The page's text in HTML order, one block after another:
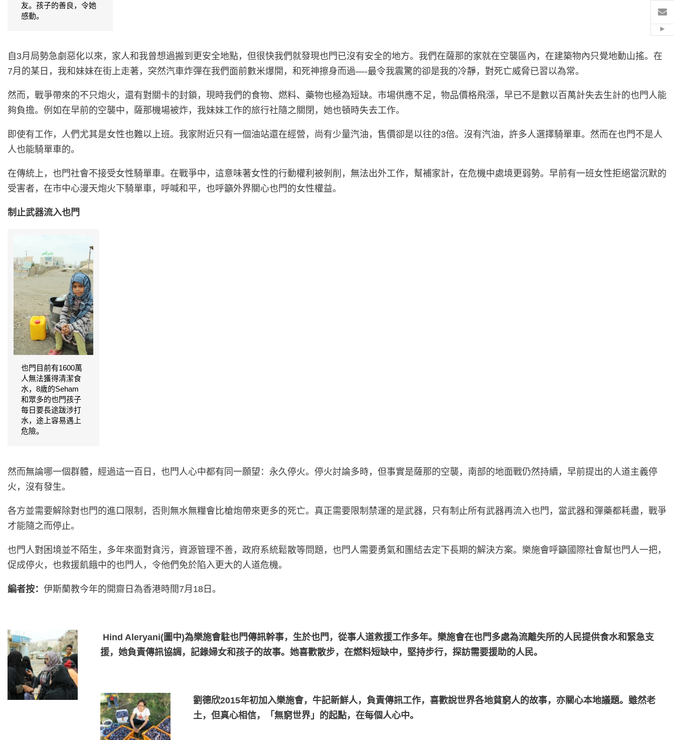
友。孩子的善良，令她
感動。
自3月局勢急劇惡化以來，家人和我曾想過搬到更安全地點，但很快我們就發現也門已沒有安全的地方。我們在薩那的家就在空襲區內，在建築物內只覺地動山搖。在
7月的某日，我和妹妹在街上走著，突然汽車炸彈在我們面前數米爆開，和死神擦身而過—-最令我震驚的卻是我的冷靜，對死亡威脅已習以為常。
然而，戰爭帶來的不只炮火，還有對關卡的封鎖，現時我們的食物、燃料、藥物也極為短缺。市場供應不足，物品價格飛漲，早已不是數以百萬計失去生計的也門人能
夠負擔。例如在早前的空襲中，薩那機場被炸，我妹妹工作的旅行社隨之關閉，她也頓時失去工作。
即使有工作，人們尤其是女性也難以上班。我家附近只有一個油站還在經營，尚有少量汽油，售價卻是以往的3倍。沒有汽油，許多人選擇騎單車。然而在也門不是人
人也能騎單車的。
在傳統上，也門社會不接受女性騎單車。在戰爭中，這意味著女性的行動權利被剝削，無法出外工作，幫補家計，在危機中處境更弱勢。早前有一班女性拒絕當沉默的
受害者，在市中心漫天炮火下騎單車，呼喊和平，也呼籲外界關心也門的女性權益。
制止武器流入也門
也門目前有1600萬
人無法獲得清潔食
水，8歲的Seham
和眾多的也門孩子
每日要長途跋涉打
水，途上容易遇上
危險。
然而無論哪一個群體，經過這一百日，也門人心中都有同一願望：永久停火。停火討論多時，但事實是薩那的空襲，南部的地面戰仍然持續，早前提出的人道主義停
火，沒有發生。
各方並需要解除對也門的進口限制，否則無水無糧會比槍炮帶來更多的死亡。真正需要限制禁運的是武器，只有制止所有武器再流入也門，當武器和彈藥都耗盡，戰爭
才能隨之而停止。
也門人對困境並不陌生，多年來面對貪污，資源管理不善，政府系統鬆散等問題，也門人需要勇氣和團結去定下長期的解決方案。樂施會呼籲國際社會幫也門人一把，
促成停火，也救援飢餓中的也門人，令他們免於陷入更大的人道危機。
編者按： 伊斯蘭教今年的開齋日為香港時間7月18日。
Hind Aleryani(圖中)為樂施會駐也門傳訊幹事，生於也門，從事人道救援工作多年。樂施會在也門多處為流離失所的人民提供食水和緊急支
援，她負責傳訊協調，記錄婦女和孩子的故事。她喜歡散步，在燃料短缺中，堅持步行，探訪需要援助的人民。
劉德欣2015年初加入樂施會，牛記新鮮人，負責傳訊工作，喜歡說世界各地貧窮人的故事，亦關心本地議題。雖然老
土，但真心相信，「無窮世界」的起點，在每個人心中。